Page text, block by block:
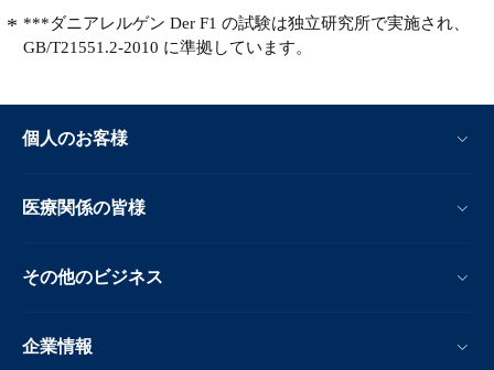
***ダニアレルゲン Der F1 の試験は独立研究所で実施され、
GB/T21551.2-2010 に準拠しています。
個人のお客様
医療関係の皆様
その他のビジネス
企業情報